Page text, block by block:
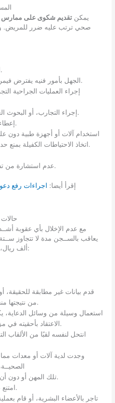
يمكن تقديم شكوى على
صحي ترتب عليه ضرر للمريض.
الخطأ في العلاج، أو نقص المتابعة.
الجهل بأمور فنيه يفترض فيمن كان في مثل تخصصه الإلمام بها.
إجراء العمليات الجراحية
إجراء التجارب، أو البحوث العلمية غير المعتمدة، على المريض.
إعطاء دواء للمريض على سبيل الاختبار.
استخدام آلات أو أجهزة طبية دون
اتخاذ الاحتياطات الكفيلة بمنع حدوث ضرر من جراء هذا الاستعمال.
عدم استشارة من تستدعي حالة المريض الاستعانة به.
إقرأ أيضا: اجراءات رفع
مع عدم الإخلال بأي عقوبة
يعاقب بالســجن مدة لا تتجاوز
ألف ريال، أو بإحدى هاتين العقوبتين كل من:
قدم بيانات غير مطابقة
من نتيجتها منحه ترخيصًا بمزاولة المهن الصحية.
استعمال وسيلة من وسائل
الاعتقاد بأحقيته في مزاولة المهن الصحية خلافا للحقيقة.
انتحل لنفسه لقبًا من الألقاب
وجدت لدية آلات أو معدات
تلك المهن أو دون أن يتوفر لديه سبب مشروع لحيازتها.
امتنع عن علاج مريض دون سبب مقبول.
تاجر بالأعضاء البشرية، أو قام